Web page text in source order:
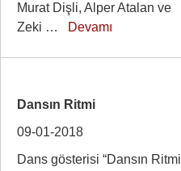
Murat Dişli, Alper Atalan ve
Zeki … Devamı
Dansın Ritmi
09-01-2018
Dans gösterisi “Dansın